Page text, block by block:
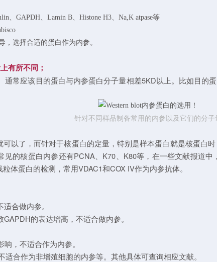
、GAPDH、Lamin B、Histone H3、Na,K atpase等
，选择合适的蛋白作为内参。
有所不同；
常应该目的蛋白与内参蛋白分子量相差5KD以上。比如目的
针对不同样品制备常用的内参以及它们的分子
以了，而针对于核蛋白的定量，特别是样本蛋白就是核蛋
的核蛋白内参还有PCNA、K70、K80等，在一些文献报道
体蛋白的检测，常用VDAC1和COX IV作为内参抗体。
合做内参。
的表达增高，不适合做内参。
，不适合作为内参。
合作为非增殖细胞的内参等。其他具体可查询相应文献。